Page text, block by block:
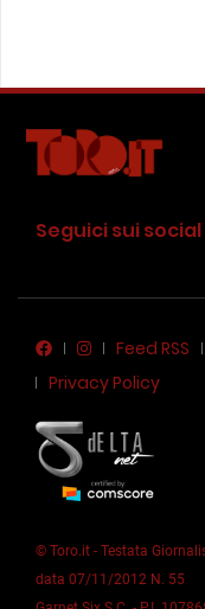
Seguici sui social
Feed RSS
Privacy Policy
© Toro.it - Testata
data 07/11/2012 N. 55